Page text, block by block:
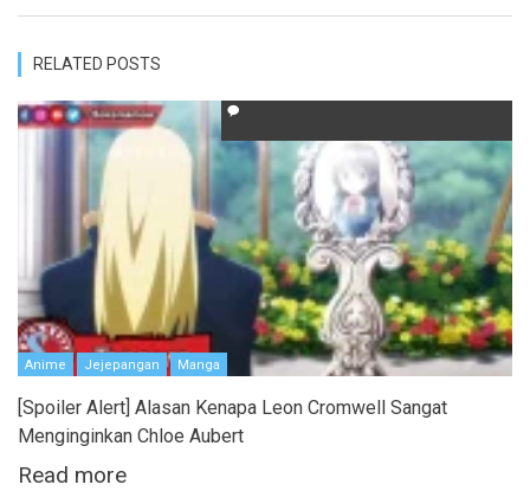
RELATED POSTS
Anime Jejepangan Manga
[Spoiler Alert] Alasan Kenapa Leon Cromwell Sangat
Menginginkan Chloe Aubert
Read more